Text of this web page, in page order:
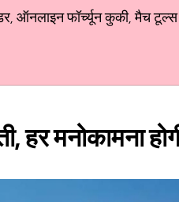
ऑनलाइन फॉर्च्यून कुकी, मैच टूल्स
हर मनोकामना